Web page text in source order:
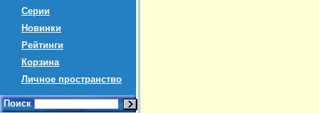
Серии
Новинки
Рейтинги
Корзина
Личное пространство
Поиск